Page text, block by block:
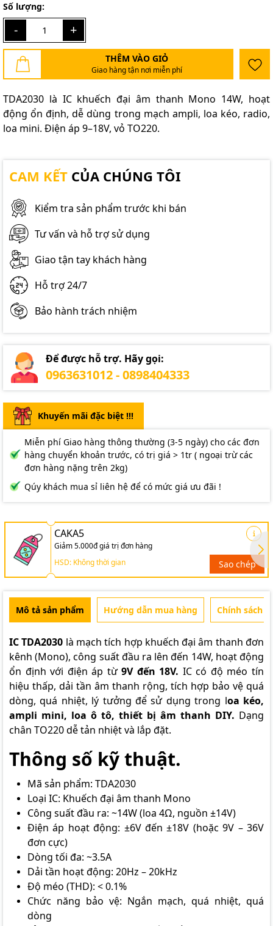
Số lượng:
- +
THÊM VÀO GIỎ
Giao hàng tận nơi miễn phí
TDA2030 là IC khuếch đại âm thanh Mono 14W, hoạt
động ổn định, dễ dùng trong mạch ampli, loa kéo, radio,
loa mini. Điện áp 9–18V, vỏ TO220.
CAM KẾT CỦA CHÚNG TÔI
Kiểm tra sản phẩm trước khi bán
Tư vấn và hỗ trợ sử dụng
Giao tận tay khách hàng
Hỗ trợ 24/7
Bảo hành trách nhiệm
Để được hỗ trợ. Hãy gọi:
0963631012 - 0898404333
Khuyến mãi đặc biệt !!!
Miễn phí Giao hàng thông thường (3-5 ngày) cho các đơn
hàng chuyển khoản trước, có trị giá > 1tr ( ngoại trừ các
đơn hàng nặng trên 2kg)
Qúy khách mua sỉ liên hệ để có mức giá ưu đãi !
CAKA5
Giảm 5.000đ giá trị đơn hàng
HSD: Không thời gian
Sao chép
Mô tả sản phẩm Hướng dẫn mua hàng Chính sách
IC TDA2030 là mạch tích hợp khuếch đại âm thanh đơn
kênh (Mono), công suất đầu ra lên đến 14W, hoạt động
ổn định với điện áp từ9V đến 18V. IC có độ méo tín
hiệu thấp, dải tần âm thanh rộng, tích hợp bảo vệ quá
dòng, quá nhiệt, lý tưởng để sử dụng trong loa kéo,
ampli mini, loa ô tô, thiết bị âm thanh DIY. Dạng
chân TO220 dễ tản nhiệt và lắp đặt.
Thông số kỹ thuật.
Mã sản phẩm: TDA2030
Loại IC: Khuếch đại âm thanh Mono
Công suất đầu ra: ~14W (loa 4Ω, nguồn ±14V)
Điện áp hoạt động: ±6V đến ±18V (hoặc 9V – 36V
đơn cực)
Dòng tối đa: ~3.5A
Dải tần hoạt động: 20Hz – 20kHz
Độ méo (THD): < 0.1%
Chức năng bảo vệ: Ngắn mạch, quá nhiệt, quá
dòng